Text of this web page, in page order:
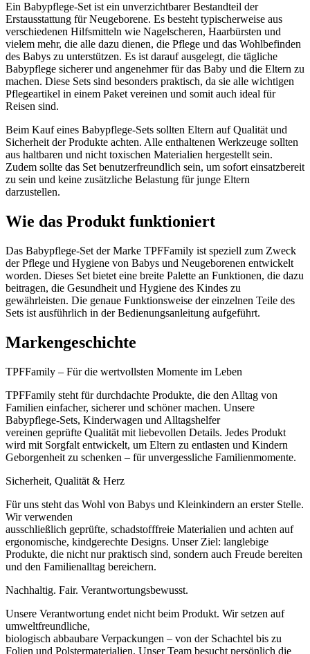
Ein Babypflege-Set ist ein unverzichtbarer Bestandteil der
Erstausstattung für Neugeborene. Es besteht typischerweise aus
verschiedenen Hilfsmitteln wie Nagelscheren, Haarbürsten und
vielem mehr, die alle dazu dienen, die Pflege und das Wohlbefinden
des Babys zu unterstützen. Es ist darauf ausgelegt, die tägliche
Babypflege sicherer und angenehmer für das Baby und die Eltern zu
machen. Diese Sets sind besonders praktisch, da sie alle wichtigen
Pflegeartikel in einem Paket vereinen und somit auch ideal für
Reisen sind.
Beim Kauf eines Babypflege-Sets sollten Eltern auf Qualität und
Sicherheit der Produkte achten. Alle enthaltenen Werkzeuge sollten
aus haltbaren und nicht toxischen Materialien hergestellt sein.
Zudem sollte das Set benutzerfreundlich sein, um sofort einsatzbereit
zu sein und keine zusätzliche Belastung für junge Eltern
darzustellen.
Wie das Produkt funktioniert
Das Babypflege-Set der Marke TPFFamily ist speziell zum Zweck
der Pflege und Hygiene von Babys und Neugeborenen entwickelt
worden. Dieses Set bietet eine breite Palette an Funktionen, die dazu
beitragen, die Gesundheit und Hygiene des Kindes zu
gewährleisten. Die genaue Funktionsweise der einzelnen Teile des
Sets ist ausführlich in der Bedienungsanleitung aufgeführt.
Markengeschichte
TPFFamily – Für die wertvollsten Momente im Leben
TPFFamily steht für durchdachte Produkte, die den Alltag von
Familien einfacher, sicherer und schöner machen. Unsere
Babypflege-Sets, Kinderwagen und Alltagshelfer
vereinen geprüfte Qualität mit liebevollen Details. Jedes Produkt
wird mit Sorgfalt entwickelt, um Eltern zu entlasten und Kindern
Geborgenheit zu schenken – für unvergessliche Familienmomente.
Sicherheit, Qualität & Herz
Für uns steht das Wohl von Babys und Kleinkindern an erster Stelle.
Wir verwenden
ausschließlich geprüfte, schadstofffreie Materialien und achten auf
ergonomische, kindgerechte Designs. Unser Ziel: langlebige
Produkte, die nicht nur praktisch sind, sondern auch Freude bereiten
und den Familienalltag bereichern.
Nachhaltig. Fair. Verantwortungsbewusst.
Unsere Verantwortung endet nicht beim Produkt. Wir setzen auf
umweltfreundliche,
biologisch abbaubare Verpackungen – von der Schachtel bis zu
Folien und Polstermaterialien. Unser Team besucht persönlich die